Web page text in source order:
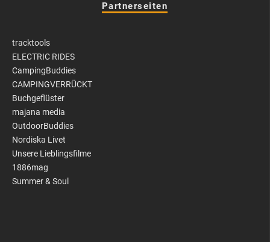
Partnerseiten
tracktools
ELECTRIC RIDES
CampingBuddies
CAMPINGVERRÜCKT
Buchgeflüster
majana media
OutdoorBuddies
Nordiska Livet
Unsere Lieblingsfilme
1886mag
Summer & Soul